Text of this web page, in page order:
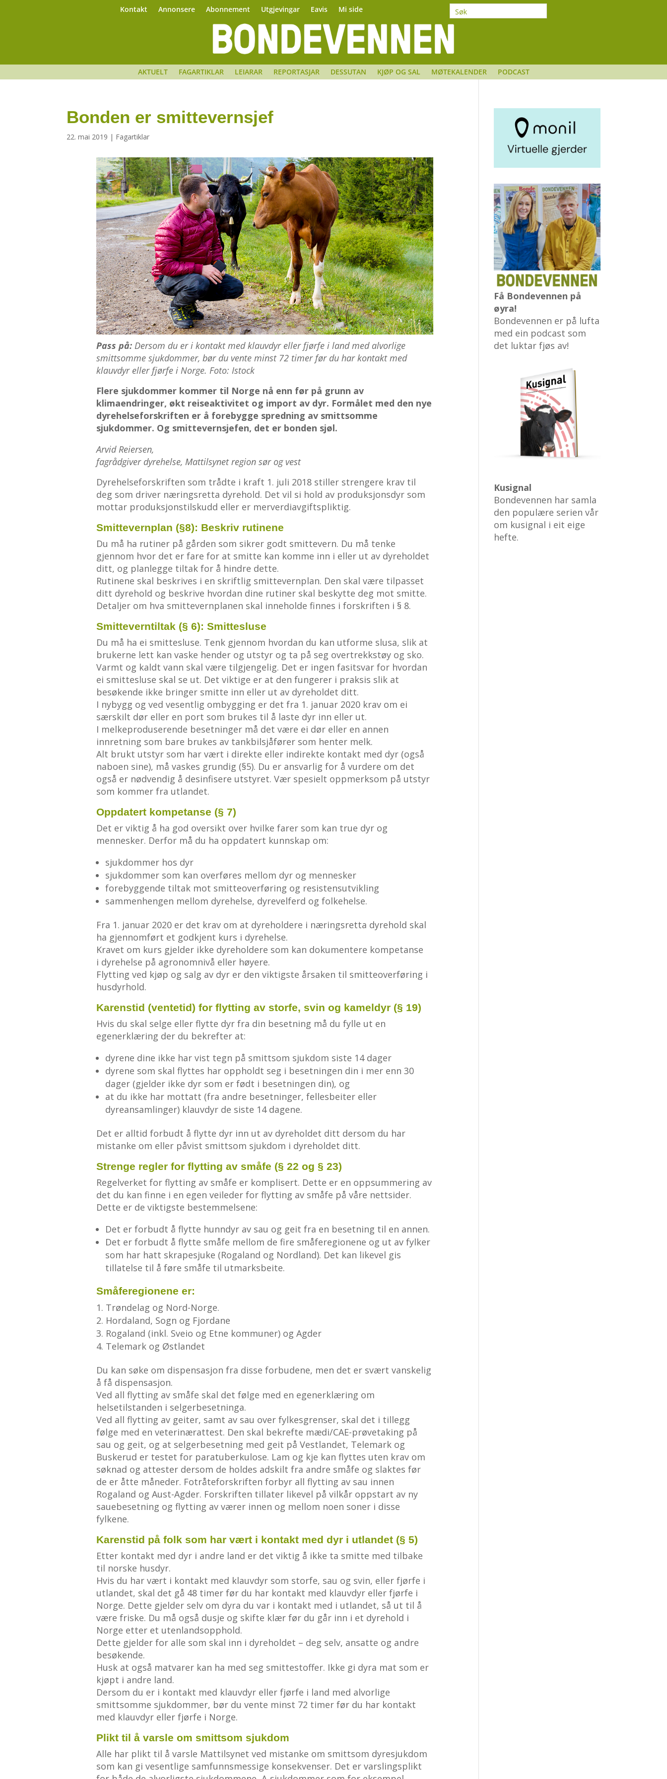
Kontakt Annonsere Abonnement Utgjevingar Eavis Mi side
AKTUELT FAGARTIKLAR LEIARAR REPORTASJAR DESSUTAN KJØP OG SAL MØTEKALENDER PODCAST
Bonden er smittevernsjef
22. mai 2019 | Fagartiklar
Pass på: Dersom du er i kontakt med klauvdyr eller fjørfe i land med alvorlige
smittsomme sjukdommer, bør du vente minst 72 timer før du har kontakt med
klauvdyr eller fjørfe i Norge. Foto: Istock
Flere sjukdommer kommer til Norge nå enn før på grunn av
klimaendringer, økt reiseaktivitet og import av dyr. Formålet med den nye
dyrehelseforskriften er å forebygge spredning av smittsomme
sjukdommer. Og smittevernsjefen, det er bonden sjøl.
Arvid Reiersen,
fagrådgiver dyrehelse, Mattilsynet region sør og vest
Dyrehelseforskriften som trådte i kraft 1. juli 2018 stiller strengere krav til
deg som driver næringsretta dyrehold. Det vil si hold av produksjonsdyr som
mottar produksjonstilskudd eller er merverdiavgiftspliktig.
Smittevernplan (§8): Beskriv rutinene
Du må ha rutiner på gården som sikrer godt smittevern. Du må tenke
gjennom hvor det er fare for at smitte kan komme inn i eller ut av dyreholdet
ditt, og planlegge tiltak for å hindre dette.
Rutinene skal beskrives i en skriftlig smittevernplan. Den skal være tilpasset
ditt dyrehold og beskrive hvordan dine rutiner skal beskytte deg mot smitte.
Detaljer om hva smittevernplanen skal inneholde finnes i forskriften i § 8.
Smitteverntiltak (§ 6): Smittesluse
Du må ha ei smittesluse. Tenk gjennom hvordan du kan utforme slusa, slik at
brukerne lett kan vaske hender og utstyr og ta på seg overtrekkstøy og sko.
Varmt og kaldt vann skal være tilgjengelig. Det er ingen fasitsvar for hvordan
ei smittesluse skal se ut. Det viktige er at den fungerer i praksis slik at
besøkende ikke bringer smitte inn eller ut av dyreholdet ditt.
I nybygg og ved vesentlig ombygging er det fra 1. januar 2020 krav om ei
særskilt dør eller en port som brukes til å laste dyr inn eller ut.
I melkeproduserende besetninger må det være ei dør eller en annen
innretning som bare brukes av tankbilsjåfører som henter melk.
Alt brukt utstyr som har vært i direkte eller indirekte kontakt med dyr (også
naboen sine), må vaskes grundig (§5). Du er ansvarlig for å vurdere om det
også er nødvendig å desinfisere utstyret. Vær spesielt oppmerksom på utstyr
som kommer fra utlandet.
Oppdatert kompetanse (§ 7)
Det er viktig å ha god oversikt over hvilke farer som kan true dyr og
mennesker. Derfor må du ha oppdatert kunnskap om:
sjukdommer hos dyr
sjukdommer som kan overføres mellom dyr og mennesker
forebyggende tiltak mot smitteoverføring og resistensutvikling
sammenhengen mellom dyrehelse, dyrevelferd og folkehelse.
Fra 1. januar 2020 er det krav om at dyreholdere i næringsretta dyrehold skal
ha gjennomført et godkjent kurs i dyrehelse.
Kravet om kurs gjelder ikke dyreholdere som kan dokumentere kompetanse
i dyrehelse på agronomnivå eller høyere.
Flytting ved kjøp og salg av dyr er den viktigste årsaken til smitteoverføring i
husdyrhold.
Karenstid (ventetid) for flytting av storfe, svin og kameldyr (§ 19)
Hvis du skal selge eller flytte dyr fra din besetning må du fylle ut en
egenerklæring der du bekrefter at:
dyrene dine ikke har vist tegn på smittsom sjukdom siste 14 dager
dyrene som skal flyttes har oppholdt seg i besetningen din i mer enn 30
dager (gjelder ikke dyr som er født i besetningen din), og
at du ikke har mottatt (fra andre besetninger, fellesbeiter eller
dyreansamlinger) klauvdyr de siste 14 dagene.
Det er alltid forbudt å flytte dyr inn ut av dyreholdet ditt dersom du har
mistanke om eller påvist smittsom sjukdom i dyreholdet ditt.
Strenge regler for flytting av småfe (§ 22 og § 23)
Regelverket for flytting av småfe er komplisert. Dette er en oppsummering av
det du kan finne i en egen veileder for flytting av småfe på våre nettsider.
Dette er de viktigste bestemmelsene:
Det er forbudt å flytte hunndyr av sau og geit fra en besetning til en annen.
Det er forbudt å flytte småfe mellom de fire småferegionene og ut av fylker
som har hatt skrapesjuke (Rogaland og Nordland). Det kan likevel gis
tillatelse til å føre småfe til utmarksbeite.
Småferegionene er:
Trøndelag og Nord-Norge.
Hordaland, Sogn og Fjordane
Rogaland (inkl. Sveio og Etne kommuner) og Agder
Telemark og Østlandet
Du kan søke om dispensasjon fra disse forbudene, men det er svært vanskelig
å få dispensasjon.
Ved all flytting av småfe skal det følge med en egenerklæring om
helsetilstanden i selgerbesetninga.
Ved all flytting av geiter, samt av sau over fylkesgrenser, skal det i tillegg
følge med en veterinærattest. Den skal bekrefte mædi/CAE-prøvetaking på
sau og geit, og at selgerbesetning med geit på Vestlandet, Telemark og
Buskerud er testet for paratuberkulose. Lam og kje kan flyttes uten krav om
søknad og attester dersom de holdes adskilt fra andre småfe og slaktes før
de er åtte måneder. Fotråteforskriften forbyr all flytting av sau innen
Rogaland og Aust-Agder. Forskriften tillater likevel på vilkår oppstart av ny
sauebesetning og flytting av værer innen og mellom noen soner i disse
fylkene.
Karenstid på folk som har vært i kontakt med dyr i utlandet (§ 5)
Etter kontakt med dyr i andre land er det viktig å ikke ta smitte med tilbake
til norske husdyr.
Hvis du har vært i kontakt med klauvdyr som storfe, sau og svin, eller fjørfe i
utlandet, skal det gå 48 timer før du har kontakt med klauvdyr eller fjørfe i
Norge. Dette gjelder selv om dyra du var i kontakt med i utlandet, så ut til å
være friske. Du må også dusje og skifte klær før du går inn i et dyrehold i
Norge etter et utenlandsopphold.
Dette gjelder for alle som skal inn i dyreholdet – deg selv, ansatte og andre
besøkende.
Husk at også matvarer kan ha med seg smittestoffer. Ikke gi dyra mat som er
kjøpt i andre land.
Dersom du er i kontakt med klauvdyr eller fjørfe i land med alvorlige
smittsomme sjukdommer, bør du vente minst 72 timer før du har kontakt
med klauvdyr eller fjørfe i Norge.
Plikt til å varsle om smittsom sjukdom
Alle har plikt til å varsle Mattilsynet ved mistanke om smittsom dyresjukdom
som kan gi vesentlige samfunnsmessige konsekvenser. Det er varslingsplikt
Få Bondevennen på
øyra!
Bondevennen er på lufta
med ein podcast som
det luktar fjøs av!
Kusignal
Bondevennen har samla
den populære serien vår
om kusignal i eit eige
hefte.